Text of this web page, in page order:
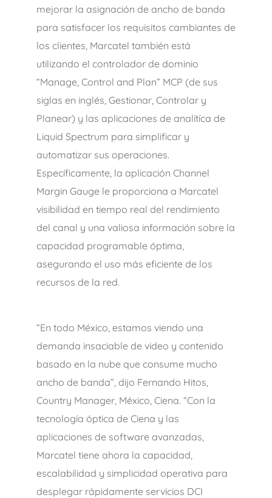
mejorar la asignación de ancho de banda
para satisfacer los requisitos cambiantes de
los clientes, Marcatel también está
utilizando el controlador de dominio
“Manage, Control and Plan” MCP (de sus
siglas en inglés, Gestionar, Controlar y
Planear) y las aplicaciones de analítíca de
Liquid Spectrum para simplificar y
automatizar sus operaciones.
Específicamente, la aplicación Channel
Margin Gauge le proporciona a Marcatel
visibilidad en tiempo real del rendimiento
del canal y una valiosa información sobre la
capacidad programable óptima,
asegurando el uso más eficiente de los
recursos de la red.
“En todo México, estamos viendo una
demanda insaciable de video y contenido
basado en la nube que consume mucho
ancho de banda”, dijo Fernando Hitos,
Country Manager, México, Ciena. “Con la
tecnología óptica de Ciena y las
aplicaciones de software avanzadas,
Marcatel tiene ahora la capacidad,
escalabilidad y simplicidad operativa para
desplegar rápidamente servicios DCI